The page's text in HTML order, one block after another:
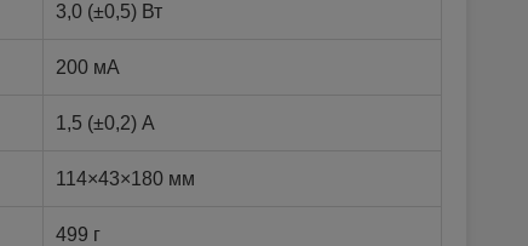
3,0 (±0,5) Вт
200 мА
1,5 (±0,2) А
114×43×180 мм
499 г